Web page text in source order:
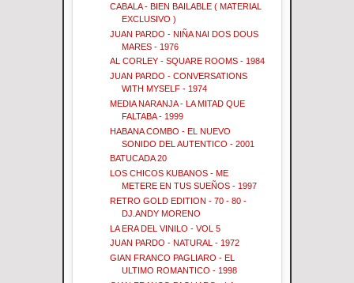
CABALA - BIEN BAILABLE ( MATERIAL
EXCLUSIVO )
JUAN PARDO - NIÑA NAI DOS DOUS
MARES - 1976
AL CORLEY - SQUARE ROOMS - 1984
JUAN PARDO - CONVERSATIONS
WITH MYSELF - 1974
MEDIA NARANJA - LA MITAD QUE
FALTABA - 1999
HABANA COMBO - EL NUEVO
SONIDO DEL AUTENTICO - 2001
BATUCADA 20
LOS CHICOS KUBANOS - ME
METERE EN TUS SUEÑOS - 1997
RETRO GOLD EDITION - 70 - 80 -
DJ.ANDY MORENO
LA ERA DEL VINILO - VOL 5
JUAN PARDO - NATURAL - 1972
GIAN FRANCO PAGLIARO - EL
ULTIMO ROMANTICO - 1998